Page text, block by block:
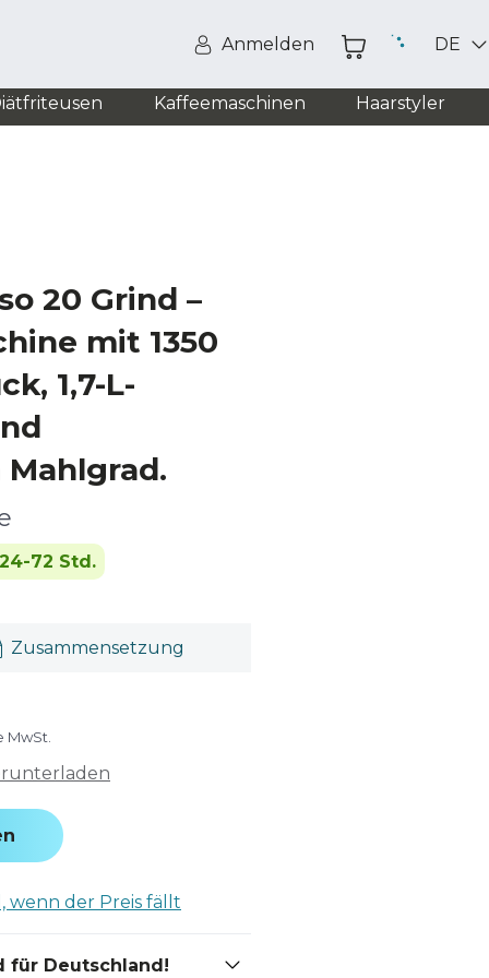
Anmelden DE
Kaffeemaschinen Haarstyler
20 Grind –
mit 1350
1,7-L-
72 Std.
Zusammensetzung
MwSt.
wenn der Preis fällt
für Deutschland!